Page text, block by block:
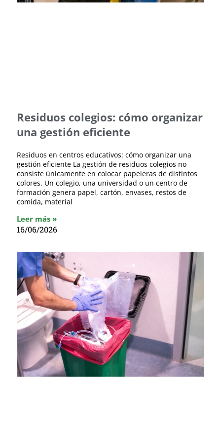
Residuos colegios: cómo organizar
una gestión eficiente
Residuos en centros educativos: cómo organizar una
gestión eficiente La gestión de residuos colegios no
consiste únicamente en colocar papeleras de distintos
colores. Un colegio, una universidad o un centro de
formación genera papel, cartón, envases, restos de
comida, material
Leer más »
16/06/2026